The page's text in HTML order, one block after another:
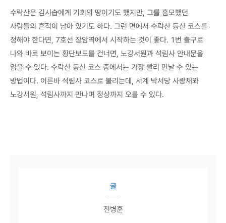
수락산은 김시습에게 기회의 땅이기도 했지만, 그를 흠모했던
사람들의 흔적이 남아 있기도 하다. 그런 면에서 수락산 등산 코스를
정해야 한다면, 7호선 장암역에서 시작하는 것이 좋다. 1번 출구로
나와 바로 보이는 횡단보도를 건너면, 노강서원과 석림사 안내문을
읽을 수 있다. 수락산 등산 코스 중에서는 가장 빨리 만날 수 있는
방법이다. 이른바 석림사 코스로 불리는데, 서계 박서당 사랑채와
노강서원, 석림사까지 만나며 정상까지 오를 수 있다.
글
진병훈